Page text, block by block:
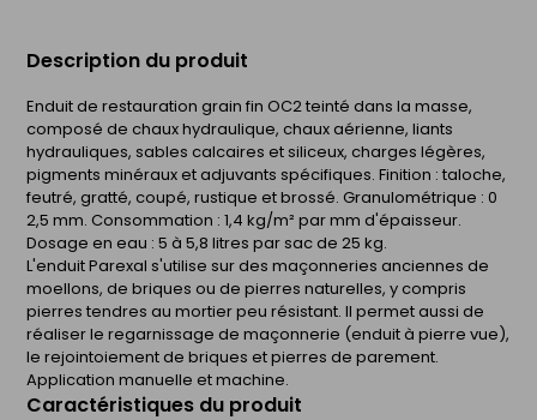
Description du produit
Enduit de restauration grain fin OC2 teinté dans la masse,
composé de chaux hydraulique, chaux aérienne, liants
hydrauliques, sables calcaires et siliceux, charges légères,
pigments minéraux et adjuvants spécifiques. Finition : taloche,
feutré, gratté, coupé, rustique et brossé. Granulométrique : 0 
2,5 mm. Consommation : 1,4 kg/m² par mm d'épaisseur.
Dosage en eau : 5 à 5,8 litres par sac de 25 kg.
L'enduit Parexal s'utilise sur des maçonneries anciennes de
moellons, de briques ou de pierres naturelles, y compris
pierres tendres au mortier peu résistant. Il permet aussi de
réaliser le regarnissage de maçonnerie (enduit à pierre vue),
le rejointoiement de briques et pierres de parement.
Application manuelle et machine.
Caractéristiques du produit